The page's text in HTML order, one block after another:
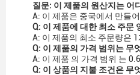
질문: 이 제품의 원산지는 어
A: 이 제품은 중국에서 만들
Q: 이 제품에 대한 최소 주문
A: 이 제품의 최소 주문량은 1
Q: 이 제품의 가격 범위는 무
A: 이 제품 의 가격 범위 는
Q: 이 상품의 지불 조건은 무